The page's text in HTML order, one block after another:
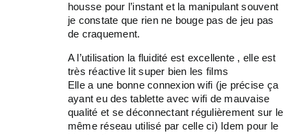
housse pour l’instant et la manipulant souvent
je constate que rien ne bouge pas de jeu pas
de craquement.
A l’utilisation la fluidité est excellente , elle est
très réactive lit super bien les films
Elle a une bonne connexion wifi (je précise ça
ayant eu des tablette avec wifi de mauvaise
qualité et se déconnectant régulièrement sur le
même réseau utilisé par celle ci) Idem pour le